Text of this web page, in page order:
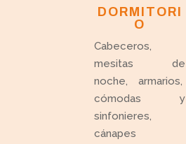
DORMITORI
O
Cabeceros,
mesitas de
noche, armarios,
cómodas y
sinfonieres,
cánapes